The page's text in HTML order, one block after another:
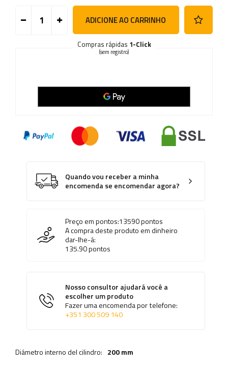
ADICIONE AO CARRINHO
Compras rápidas 1-Click
(sem registro)
Quando vou receber a minha
encomenda se encomendar agora?
Preço em pontos:13590pontos
A compra deste produto em dinheiro
dar-lhe-á:
135.90pontos
Nosso consultor ajudará você a
escolher um produto
Fazer uma encomenda por telefone:
+351 300 509 140
Diámetro interno del cilindro: 200 mm